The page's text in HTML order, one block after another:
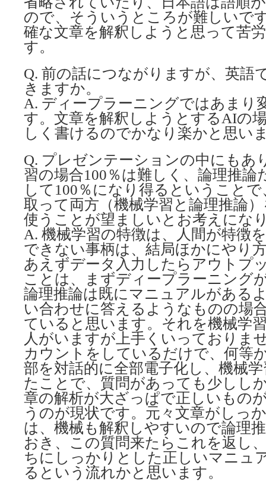
ので、そういうところが難しいで
確な文章を解釈しようと思って苦
す。
Q. 前の話につながりますが、英語
きますか。
A. ディープラーニングではあまり
す。文章を解釈しようとするAIの
しく書けるのでかなり楽かと思い
Q. プレゼンテーションの中にもあ
習の場合100％は難しく、論理推論
して100％になり得るということ
取って両方（機械学習と論理推論
使うことが望ましいとお考えにな
A. 機械学習の特徴は、人間が特徴
できない事柄は、結局ほかにやり
あえずデータ入力したらアウトプ
ことは、まずディープラーニング
論理推論は既にマニュアルがある
い合わせに答えるようなものの場
ていると思います。それを機械学
人がいますが上手くいっておりま
カウントをしているだけで、何等
部を対話的に全部電子化し、機械
たことで、質問があっても少しし
章の解析が大ざっぱで正しいもの
うのが現状です。元々文章がしっ
は、機械も解釈しやすいので論理
おき、この質問来たらこれを返し
ちにしっかりとした正しいマニュ
るという流れかと思います。